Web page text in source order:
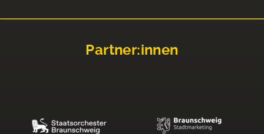
Partner:innen